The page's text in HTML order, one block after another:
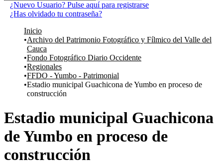
¿Nuevo Usuario? Pulse aquí para registrarse
¿Has olvidado tu contraseña?
Inicio
Archivo del Patrimonio Fotográfico y Fílmico del Valle del
Cauca
Fondo Fotográfico Diario Occidente
Regionales
FFDO - Yumbo - Patrimonial
Estadio municipal Guachicona de Yumbo en proceso de
construcción
Estadio municipal Guachicona
de Yumbo en proceso de
construcción